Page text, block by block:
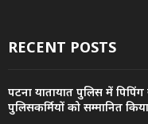
RECENT POSTS
पटना यातायात पुलिस में
पुलिसकर्मियों को सम्मानित